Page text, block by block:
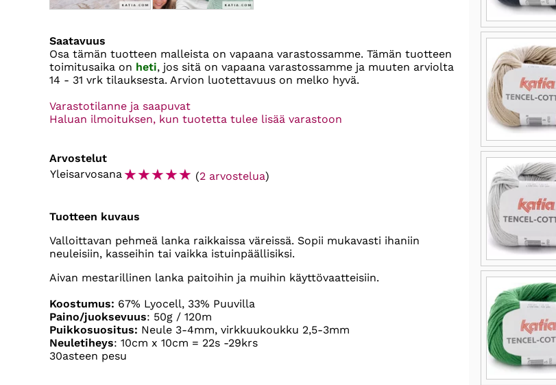
Saatavuus
Osa tämän tuotteen malleista on vapaana varastossamme. Tämän tuotteen
toimitusaika on heti, jos sitä on vapaana varastossamme ja muuten arviolta
14 - 31 vrk tilauksesta. Arvion luotettavuus on melko hyvä.
Varastotilanne ja saapuvat
Haluan ilmoituksen, kun tuotetta tulee lisää varastoon
Arvostelut
Yleisarvosana☆☆☆☆☆ (2 arvostelua)
Tuotteen kuvaus
Valloittavan pehmeä lanka raikkaissa väreissä. Sopii mukavasti ihaniin
neuleisiin, kasseihin tai vaikka istuinpäällisiksi.
Aivan mestarillinen lanka paitoihin ja muihin käyttövaatteisiin.
Koostumus: 67% Lyocell, 33% Puuvilla
Paino/juoksevuus: 50g / 120m
Puikkosuositus: Neule 3-4mm, virkkuukoukku 2,5-3mm
Neuletiheys: 10cm x 10cm = 22s -29krs
30asteen pesu